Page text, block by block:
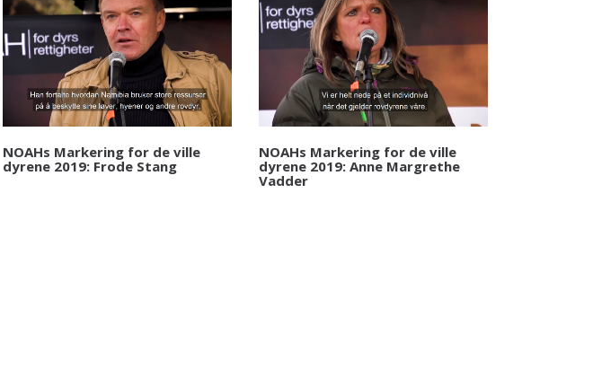
NOAHs Markering for de ville
dyrene 2019: Frode Stang
NOAHs Markering for de ville
dyrene 2019: Anne Margrethe
Vadder